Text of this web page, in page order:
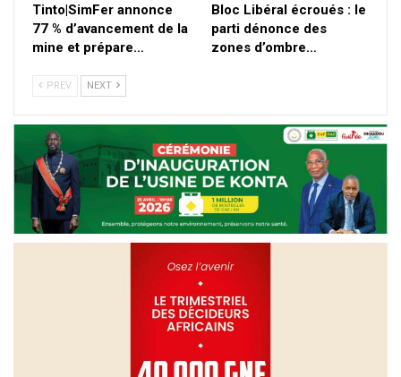
Tinto|SimFer annonce
77 % d’avancement de la
mine et prépare…
Bloc Libéral écroués : le
parti dénonce des
zones d’ombre…
PREV NEXT